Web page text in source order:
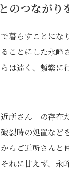
のつながり
暮らすことにな
ことにした永峰
は遠く、頻繁に
所さん」の存在
裂時の処置など
らご近所さんと
れに甘えず、永